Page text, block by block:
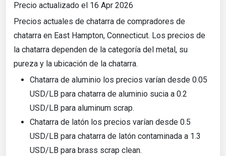
Precio actualizado el 16 Apr 2026
Precios actuales de chatarra de compradores de
chatarra en East Hampton, Connecticut. Los precios de
la chatarra dependen de la categoría del metal, su
pureza y la ubicación de la chatarra.
Chatarra de aluminio los precios varían desde 0.05
USD/LB para chatarra de aluminio sucia a 0.2
USD/LB para aluminum scrap.
Chatarra de latón los precios varían desde 0.5
USD/LB para chatarra de latón contaminada a 1.3
USD/LB para brass scrap clean.